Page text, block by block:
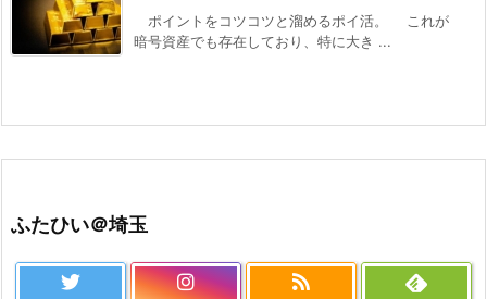
ポイントをコツコツと溜めるポイ活。 これが
暗号資産でも存在しており、特に大き ...
ふたひい＠埼玉